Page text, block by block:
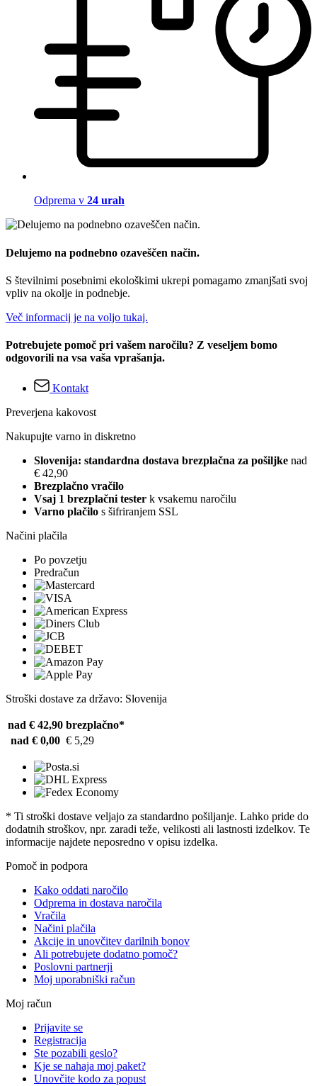
Odprema v 24 urah
Delujemo na podnebno ozaveščen način.
S številnimi posebnimi ekološkimi ukrepi pomagamo zmanjšati svoj
vpliv na okolje in podnebje.
Več informacij je na voljo tukaj.
Potrebujete pomoč pri vašem naročilu? Z veseljem bomo
odgovorili na vsa vaša vprašanja.
Kontakt
Preverjena kakovost
Nakupujte varno in diskretno
Slovenija: standardna dostava brezplačna za pošiljke nad
€ 42,90
Brezplačno vračilo
Vsaj 1 brezplačni tester k vsakemu naročilu
Varno plačilo s šifriranjem SSL
Načini plačila
Po povzetju
Predračun
Stroški dostave za državo: Slovenija
nad € 42,90 brezplačno*
nad € 0,00 € 5,29
* Ti stroški dostave veljajo za standardno pošiljanje. Lahko pride do
dodatnih stroškov, npr. zaradi teže, velikosti ali lastnosti izdelkov. Te
informacije najdete neposredno v opisu izdelka.
Pomoč in podpora
Kako oddati naročilo
Odprema in dostava naročila
Vračila
Načini plačila
Akcije in unovčitev darilnih bonov
Ali potrebujete dodatno pomoč?
Poslovni partnerji
Moj uporabniški račun
Moj račun
Prijavite se
Registracija
Ste pozabili geslo?
Kje se nahaja moj paket?
Unovčite kodo za popust